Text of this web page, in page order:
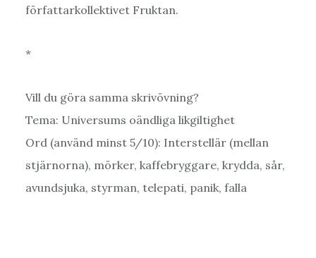
författarkollektivet Fruktan.
*
Vill du göra samma skrivövning?
Tema: Universums oändliga likgiltighet
Ord (använd minst 5/10): Interstellär (mellan
stjärnorna), mörker, kaffebryggare, krydda, sår,
avundsjuka, styrman, telepati, panik, falla